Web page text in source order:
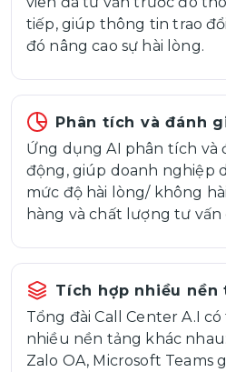
tiếp, giúp thông tin trao
đó nâng cao sự hài lòng.
Phân tích và đánh
Ứng dụng AI phân tích và
động, giúp doanh nghiệp
mức độ hài lòng/ không
hàng và chất lượng tư vấn
Tích hợp nhiều nền
Tổng đài Call Center A.I
nhiều nền tảng khác nhau:
Zalo OA, Microsoft Teams